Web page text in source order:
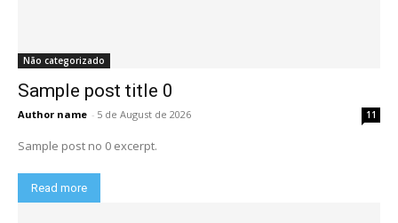
Não categorizado
Sample post title 0
Author name - 5 de August de 2026 11
Sample post no 0 excerpt.
Read more